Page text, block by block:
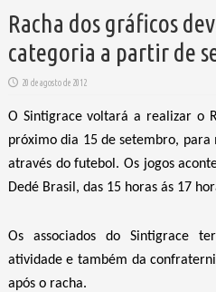
Racha dos gráficos
categoria a partir de
20 de agosto de 2012
O Sintigrace voltará a realizar o
próximo dia 15 de setembro,
através do futebol. Os jogos
Dedé Brasil, das 15 horas ás 17
Os associados do Sintigrace
atividade e também da
após o racha.